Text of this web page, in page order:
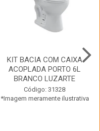
KIT BACIA COM CAIXA
ACOPLADA PORTO 6L
BRANCO LUZARTE
Código: 31328
*Imagem meramente ilustrativa